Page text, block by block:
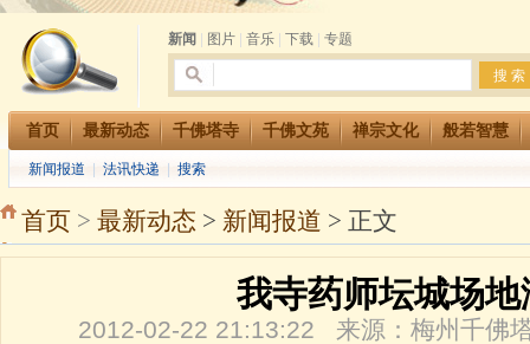
[法讯] 千佛塔寺云门佛学院女众部2014年招生简章
新闻
图片 音乐 下载 专题
首页 最新动态 千佛塔寺 千佛文苑 禅宗文化 般若智慧
新闻报道 法讯快递 搜索
首页 > 最新动态 > 新闻报道 > 正文
我寺药师坛城场地
2012-02-22 21:13:22 来源：梅州千佛